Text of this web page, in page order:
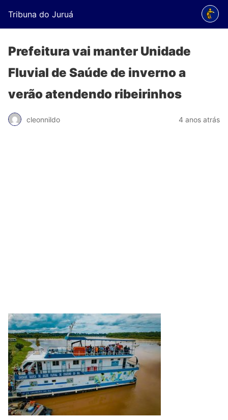
Tribuna do Juruá
Prefeitura vai manter Unidade
Fluvial de Saúde de inverno a
verão atendendo ribeirinhos
cleonnildo 4 anos atrás